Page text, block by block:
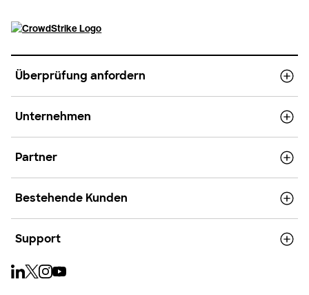
Überprüfung anfordern
Unternehmen
Partner
Bestehende Kunden
Support